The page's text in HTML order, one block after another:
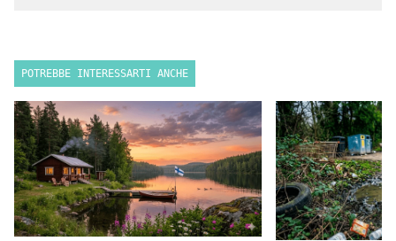
POTREBBE INTERESSARTI ANCHE